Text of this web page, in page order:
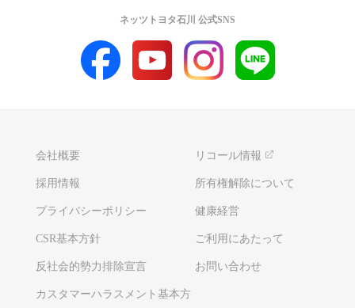
会社概要 リコール情報
採用情報 所有権解除について
プライバシーポリシー 健康経営
CSR基本方針 ご利用にあたって
反社会的勢力排除宣言 お問い合わせ
カスタマーハラスメント基本方
ネッツトヨタ石川 公式SNS